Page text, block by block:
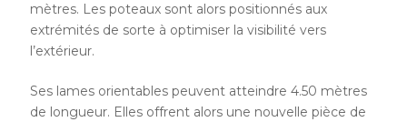
mètres. Les poteaux sont alors positionnés aux
extrémités de sorte à optimiser la visibilité vers
l’extérieur.
Ses lames orientables peuvent atteindre 4.50 mètres
de longueur. Elles offrent alors une nouvelle pièce de